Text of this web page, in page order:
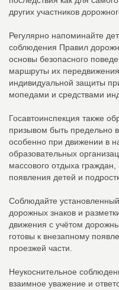
других участников
Регулярно напоминайте
соблюдения Правил
основы безопасного
маршруты их
индивидуальной защиты
мопедами и средствами
Госавтоинспекция также
призывом быть предельно
особенно при движении в
образовательных
массового отдыха
появления детей и
Соблюдайте
дорожных знаков и
движения с учётом
готовы к внезапному
проезжей части.
Неукоснительное
взаимное уважение и